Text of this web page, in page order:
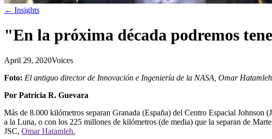
← Insights
"En la próxima década podremos
April 29, 2020Voices
Foto: El antiguo director de Innovación e Ingeniería de la NASA, Omar Hatamleh
Por Patricia R. Guevara
Más de 8.000 kilómetros separan Granada (España) del Centro Espacial
a la Luna, o con los 225 millones de kilómetros (de media) que la separan de
JSC, Omar Hatamleh.